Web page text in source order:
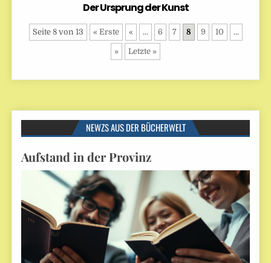
Der Ursprung der Kunst
Seite 8 von 13 « Erste « ... 6 7 8 9 10 ...
» Letzte »
NEWZS AUS DER BÜCHERWELT
Aufstand in der Provinz